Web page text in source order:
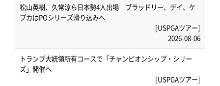
松山英樹、久常涼ら日本勢4人出場 ブラッドリー、デイ、ケ
プカはPOシリーズ滑り込みへ
[USPGAツアー]
2026-08-06
トランプ大統領所有コースで「チャンピオンシップ・シリー
ズ」開催へ
[USPGAツアー]